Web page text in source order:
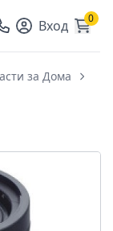
Вход 0
за Дома